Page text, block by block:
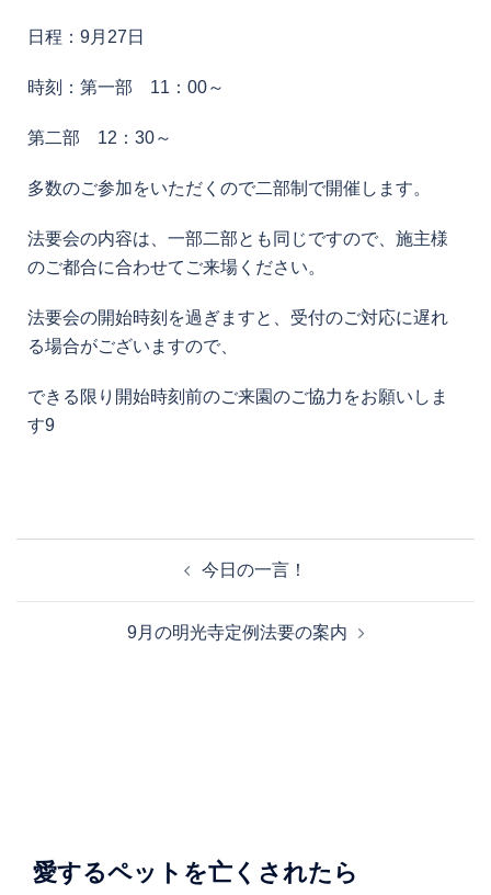
日程：9月27日
時刻：第一部 11：00～
第二部 12：30～
多数のご参加をいただくので二部制で開催します。
法要会の内容は、一部二部とも同じですので、施主様
のご都合に合わせてご来場ください。
法要会の開始時刻を過ぎますと、受付のご対応に遅れ
る場合がございますので、
できる限り開始時刻前のご来園のご協力をお願いしま
す9
今日の一言！
9月の明光寺定例法要の案内
愛するペットを亡くされたら